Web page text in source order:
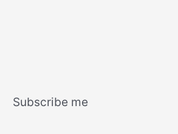
Subscribe me